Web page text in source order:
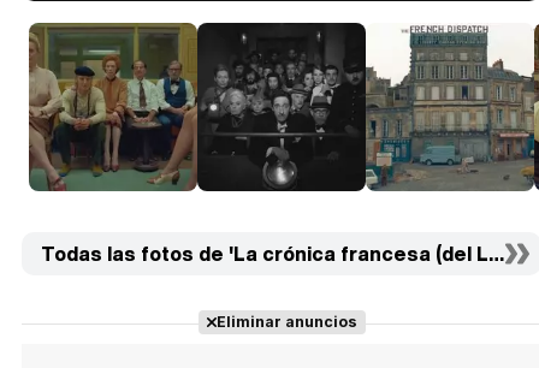
Todas las fotos de 'La crónica francesa (del
Eliminar anuncios